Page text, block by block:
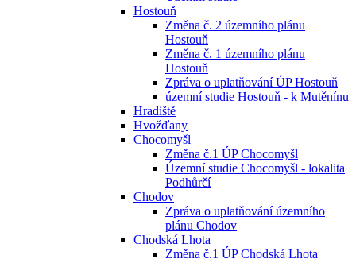
Hostouň
Změna č. 2 územního plánu
Hostouň
Změna č. 1 územního plánu
Hostouň
Zpráva o uplatňování ÚP Hostouň
územní studie Hostouň - k Mutěnínu
Hradiště
Hvožďany
Chocomyšl
Změna č.1 ÚP Chocomyšl
Územní studie Chocomyšl - lokalita
Podhůrčí
Chodov
Zpráva o uplatňování územního
plánu Chodov
Chodská Lhota
Změna č.1 ÚP Chodská Lhota